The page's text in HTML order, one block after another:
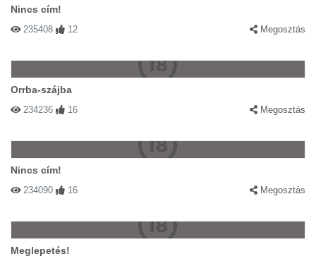
Nincs cím!
235408 12 Megosztás
Orrba-szájba
234236 16 Megosztás
Nincs cím!
234090 16 Megosztás
Meglepetés!